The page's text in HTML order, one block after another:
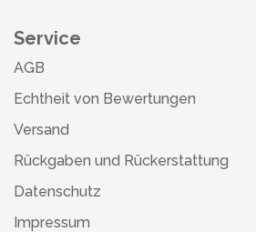
Service
AGB
Echtheit von Bewertungen
Versand
Rückgaben und Rückerstattung
Datenschutz
Impressum